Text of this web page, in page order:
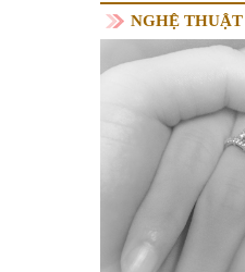
NGHỆ THUẬT